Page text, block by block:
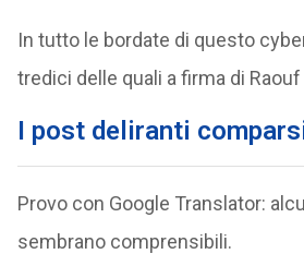
In tutto le bordate di questo
tredici delle quali a firma di Raouf
I post deliranti
Provo con Google Translator:
sembrano comprensibili.